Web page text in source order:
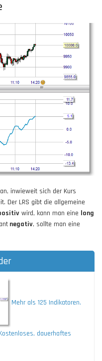
inwieweit sich der Kurs
Der LRS gibt die allgemeine
wird, kann man eine long
negativ, sollte man eine
Mehr als 125 Indikatoren.
dauerhaftes